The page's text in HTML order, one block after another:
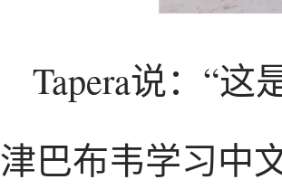
Tapera说：“
津巴布韦学习中